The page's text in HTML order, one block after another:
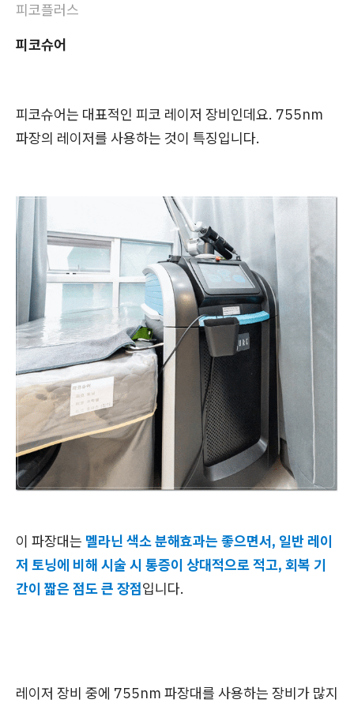
피코플러스
피코슈어
피코슈어는 대표적인 피코 레이저 장비인데요. 755nm
파장의 레이저를 사용하는 것이 특징입니다.
이 파장대는 멜라닌 색소 분해효과는 좋으면서, 일반 레이
저 토닝에 비해 시술 시 통증이 상대적으로 적고, 회복 기
간이 짧은 점도 큰 장점입니다.
레이저 장비 중에 755nm 파장대를 사용하는 장비가 많지